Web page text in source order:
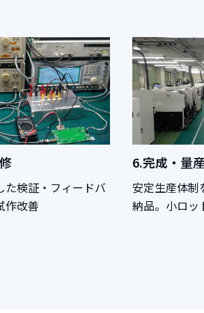
た検証・フィードバ
作改善
6.完成・量
安定生産体制
納品。小ロッ